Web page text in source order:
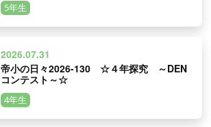
5年生
2026.07.31
帝小の日々2026-130 ☆４年探究 ～DEN
コンテスト～☆
4年生